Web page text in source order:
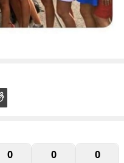
0 0 0